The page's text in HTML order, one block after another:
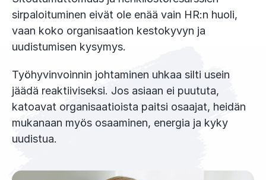
sirpaloituminen eivät ole enää vain HR:n huoli,
vaan koko organisaation kestokyvyn ja
uudistumisen kysymys.
Työhyvinvoinnin johtaminen uhkaa silti usein
jäädä reaktiiviseksi. Jos asiaan ei puututa,
katoavat organisaatioista paitsi osaajat, heidän
mukanaan myös osaaminen, energia ja kyky
uudistua.